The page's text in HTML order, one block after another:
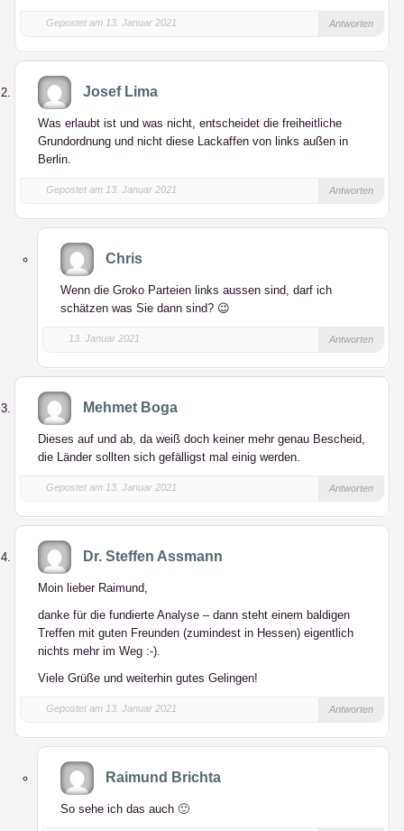
Gepostet am 13. Januar 2021 Antworten
Josef Lima
Was erlaubt ist und was nicht, entscheidet die freiheitliche
Grundordnung und nicht diese Lackaffen von links außen in
Berlin.
Gepostet am 13. Januar 2021 Antworten
Chris
Wenn die Groko Parteien links aussen sind, darf ich
schätzen was Sie dann sind? 😉
13. Januar 2021 Antworten
Mehmet Boga
Dieses auf und ab, da weiß doch keiner mehr genau Bescheid,
die Länder sollten sich gefälligst mal einig werden.
Gepostet am 13. Januar 2021 Antworten
Dr. Steffen Assmann
Moin lieber Raimund,
danke für die fundierte Analyse – dann steht einem baldigen
Treffen mit guten Freunden (zumindest in Hessen) eigentlich
nichts mehr im Weg :-).
Viele Grüße und weiterhin gutes Gelingen!
Gepostet am 13. Januar 2021 Antworten
Raimund Brichta
So sehe ich das auch 🙂